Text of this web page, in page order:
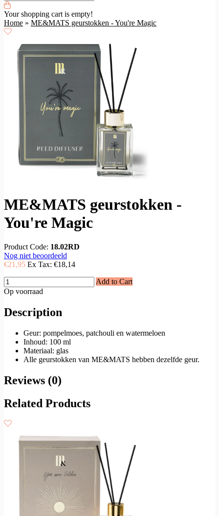
Your shopping cart is empty!
Home » ME&MATS geurstokken - You're Magic
ME&MATS geurstokken -
You're Magic
Product Code: 18.02RD
Nog niet beoordeeld
€21,95 Ex Tax: €18,14
Add to Cart
Op voorraad
Description
Geur: pompelmoes, patchouli en watermeloen
Inhoud: 100 ml
Materiaal: glas
Alle geurstokken van ME&MATS hebben dezelfde geur.
Reviews (0)
Related Products